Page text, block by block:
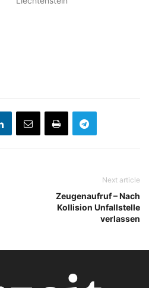
Next article
Zeugenaufruf – Nach
Kollision Unfallstelle
verlassen